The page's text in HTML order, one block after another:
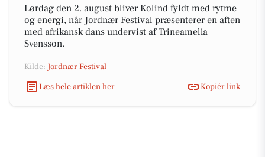
Lørdag den 2. august bliver Kolind fyldt med rytme
og energi, når Jordnær Festival præsenterer en aften
med afrikansk dans undervist af Trineamelía
Svensson.
Kilde: Jordnær Festival
Læs hele artiklen her
Kopiér link